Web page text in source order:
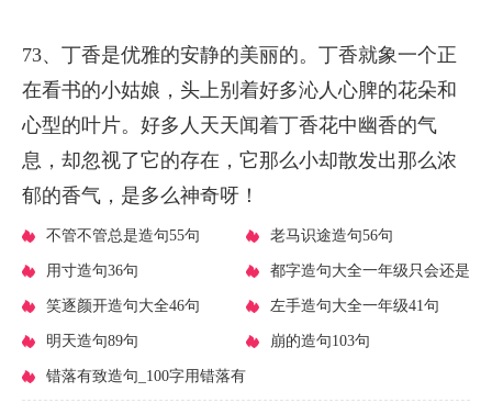
73、丁香是优雅的安静的美丽的。丁香就象一个正
在看书的小姑娘，头上别着好多沁人心脾的花朵和
心型的叶片。好多人天天闻着丁香花中幽香的气
息，却忽视了它的存在，它那么小却散发出那么浓
郁的香气，是多么神奇呀！
​不管不管总是造句55句 ​老马识途造句56句
​用寸造句36句 ​都字造句大全一年级只会还是
造句大全一年级(精选75句)
​笑逐颜开造句大全46句 ​左手造句大全一年级41句
​明天造句89句 ​崩的造句103句
​错落有致造句_100字用错落有